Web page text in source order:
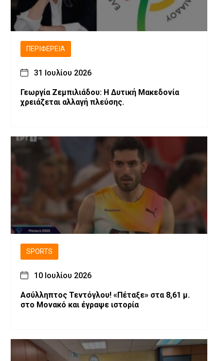
ΠΕΡΙΦΈΡΕΙΑ
31 Ιουλίου 2026
Γεωργία Ζεμπιλιάδου: Η Δυτική Μακεδονία
χρειάζεται αλλαγή πλεύσης.
SPORTS
10 Ιουλίου 2026
Ασύλληπτος Τεντόγλου! «Πέταξε» στα 8,61 μ.
στο Μονακό και έγραψε ιστορία